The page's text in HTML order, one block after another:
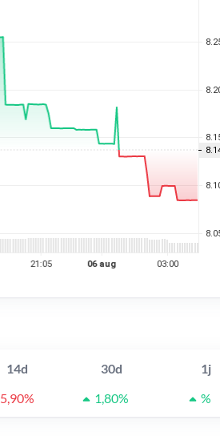
14d 30d
1j
5,90% 1,80% %